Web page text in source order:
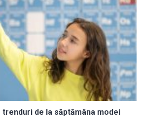
de la săptămâna modei